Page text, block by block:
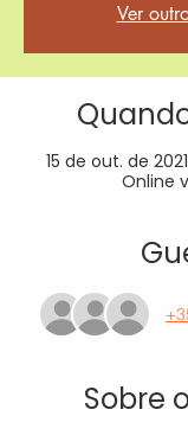
Ver
15 de out. de
Online
Sobre